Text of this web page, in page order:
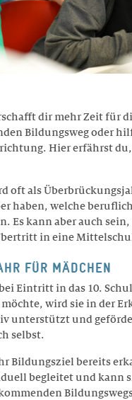
dir mehr Zeit für
Bildungsweg oder
Hier erfährst
oft als
haben, welche
Es kann aber auch
in eine
FÜR MÄDCHEN
Eintritt in das 10.
möchte, wird sie in der
unterstützt und
selbst.
Bildungsziel bereits
begleitet und kann